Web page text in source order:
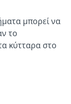
μπορεί να
το
κύτταρα στο